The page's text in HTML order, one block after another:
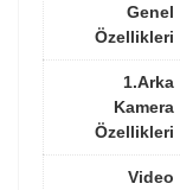
Genel
Özellikleri
1.Arka
Kamera
Özellikleri
Video